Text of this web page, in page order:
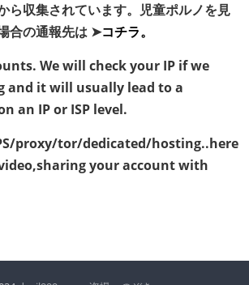
ら収集されています。児童ポルノを見
合の通報先は ➤コチラ。
We will check your IP if we
and it will usually lead to a
an IP or ISP level.
proxy/tor/dedicated/hosting..here
your account with